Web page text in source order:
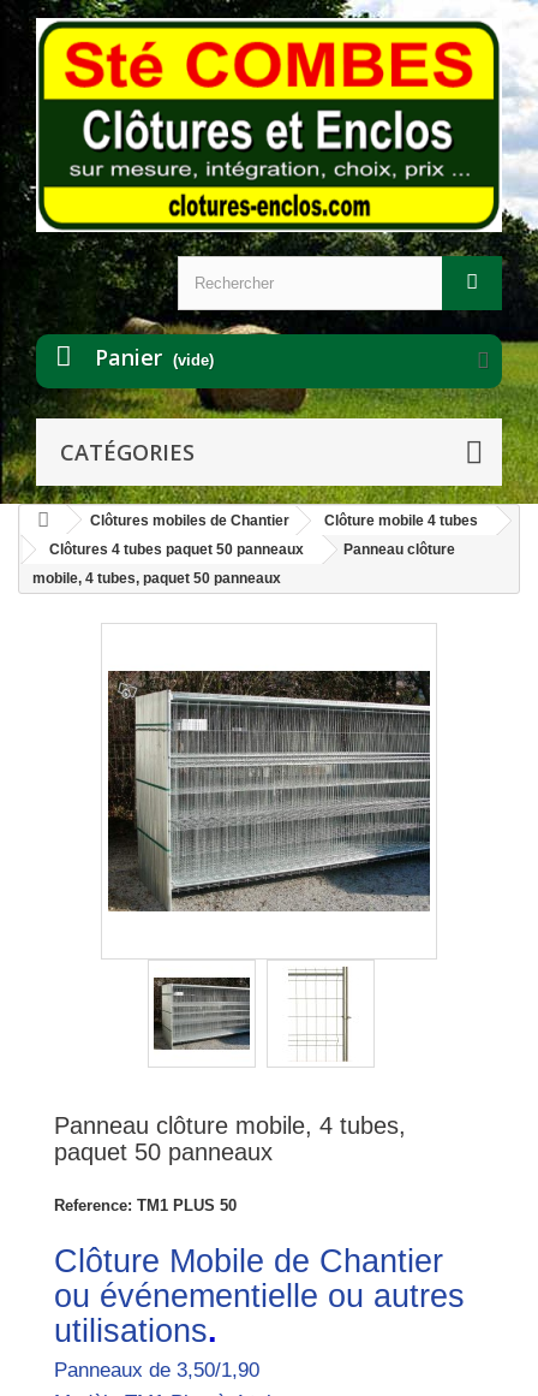
Panier (vide)
CATÉGORIES
Clôtures mobiles de Chantier
Clôture mobile 4 tubes
Clôtures 4 tubes paquet 50 panneaux
Panneau clôture
mobile, 4 tubes, paquet 50 panneaux
Panneau clôture mobile, 4 tubes,
paquet 50 panneaux
Reference: TM1 PLUS 50
Clôture Mobile de Chantier
ou événementielle ou autres
utilisations.
Panneaux de 3,50/1,90